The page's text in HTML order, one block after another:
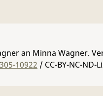
an Minna Wagner.
10922 / CC-BY-NC-ND-